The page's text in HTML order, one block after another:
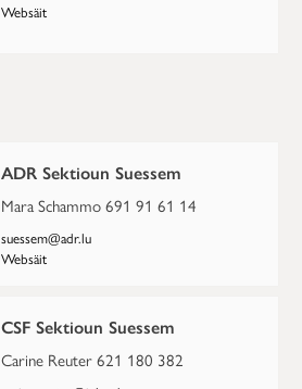
Websäit
ADR Sektioun Suessem
Mara Schammo 691 91 61 14
suessem@adr.lu
Websäit
CSF Sektioun Suessem
Carine Reuter 621 180 382